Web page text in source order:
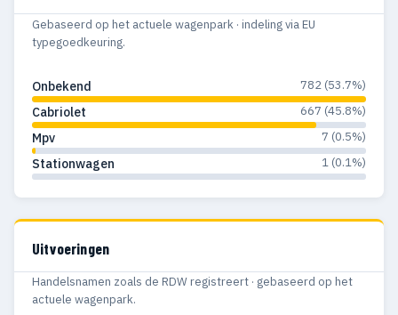
Gebaseerd op het actuele wagenpark · indeling via EU
typegoedkeuring.
Onbekend 782 (53.7%)
Cabriolet 667 (45.8%)
Mpv 7 (0.5%)
Stationwagen 1 (0.1%)
Uitvoeringen
Handelsnamen zoals de RDW registreert · gebaseerd op het
actuele wagenpark.